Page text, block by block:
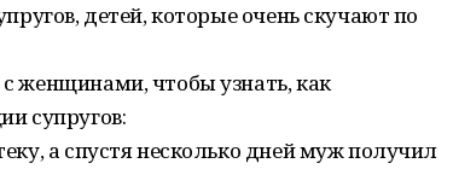
детей, которые очень скучают по
женщинами, чтобы узнать, как
супругов:
а спустя несколько дней муж получил